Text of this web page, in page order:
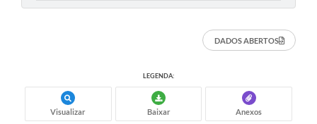
Ouvidoria
A Prefeitura
DADOS ABERTOS
LEGENDA:
Visualizar Baixar Anexos